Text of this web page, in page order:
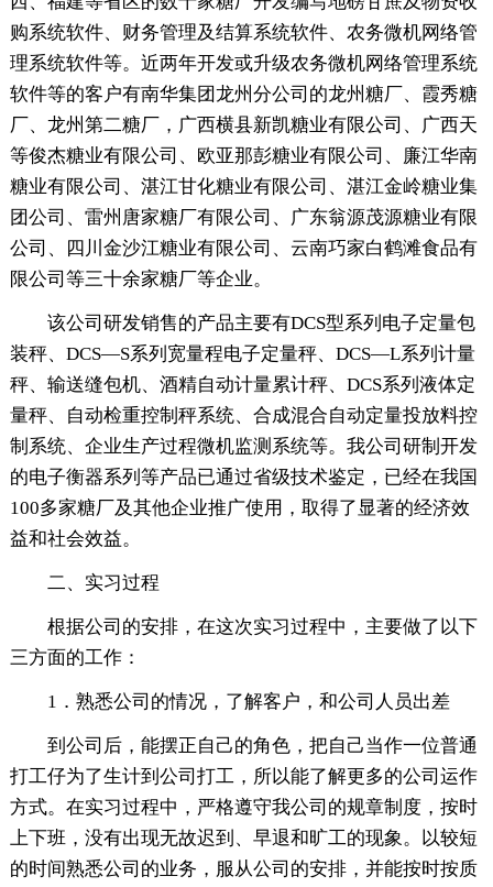
购系统软件、财务管理及结算系统软件、农务微机网络管
理系统软件等。近两年开发或升级农务微机网络管理系统
软件等的客户有南华集团龙州分公司的龙州糖厂、霞秀糖
厂、龙州第二糖厂，广西横县新凯糖业有限公司、广西天
等俊杰糖业有限公司、欧亚那彭糖业有限公司、廉江华南
糖业有限公司、湛江甘化糖业有限公司、湛江金岭糖业集
团公司、雷州唐家糖厂有限公司、广东翁源茂源糖业有限
公司、四川金沙江糖业有限公司、云南巧家白鹤滩食品有
限公司等三十余家糖厂等企业。
该公司研发销售的产品主要有DCS型系列电子定量包
装秤、DCS—S系列宽量程电子定量秤、DCS—L系列计量
秤、输送缝包机、酒精自动计量累计秤、DCS系列液体定
量秤、自动检重控制秤系统、合成混合自动定量投放料控
制系统、企业生产过程微机监测系统等。我公司研制开发
的电子衡器系列等产品已通过省级技术鉴定，已经在我国
100多家糖厂及其他企业推广使用，取得了显著的经济效
益和社会效益。
二、实习过程
根据公司的安排，在这次实习过程中，主要做了以下
三方面的工作：
1．熟悉公司的情况，了解客户，和公司人员出差
到公司后，能摆正自己的角色，把自己当作一位普通
打工仔为了生计到公司打工，所以能了解更多的公司运作
方式。在实习过程中，严格遵守我公司的规章制度，按时
上下班，没有出现无故迟到、早退和旷工的现象。以较短
的时间熟悉公司的业务，服从公司的安排，并能按时按质